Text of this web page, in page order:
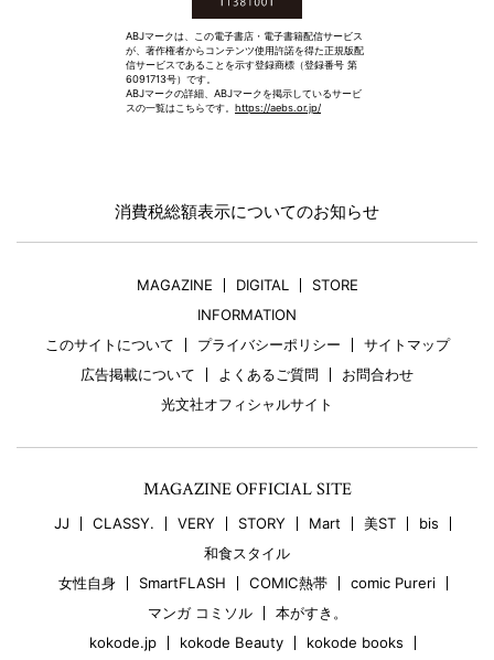
ABJマークは、この電子書店・電子書籍配信サービス
が、著作権者からコンテンツ使用許諾を得た正規版配
信サービスであることを示す登録商標（登録番号 第
6091713号）です。
ABJマークの詳細、ABJマークを掲示しているサービ
スの一覧はこちらです。 https://aebs.or.jp/
消費税総額表示についてのお知らせ
MAGAZINE DIGITAL
STORE
INFORMATION
このサイトについて
プライバシーポリシー
サイトマップ
広告掲載について
よくあるご質問
お問合わせ
光文社オフィシャルサイト
MAGAZINE OFFICIAL SITE
JJ CLASSY. VERY STORY Mart 美ST
bis
和食スタイル
女性自身
SmartFLASH COMIC熱帯
comic Pureri
マンガ コミソル
本がすき。
kokode.jp
kokode Beauty kokode books